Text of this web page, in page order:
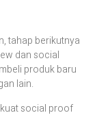
tahap berikutnya
dan social
produk baru
lain.
social proof